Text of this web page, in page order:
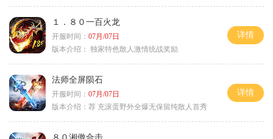
１．８０一百火龙
开服时间： 07月/07日
版本介绍： 独家特色散人激情统战奖励
详情
法师全屏陨石
开服时间： 07月/07日
版本介绍： 荐 充滚蛋野外全爆无保留纯散人首秀
详情